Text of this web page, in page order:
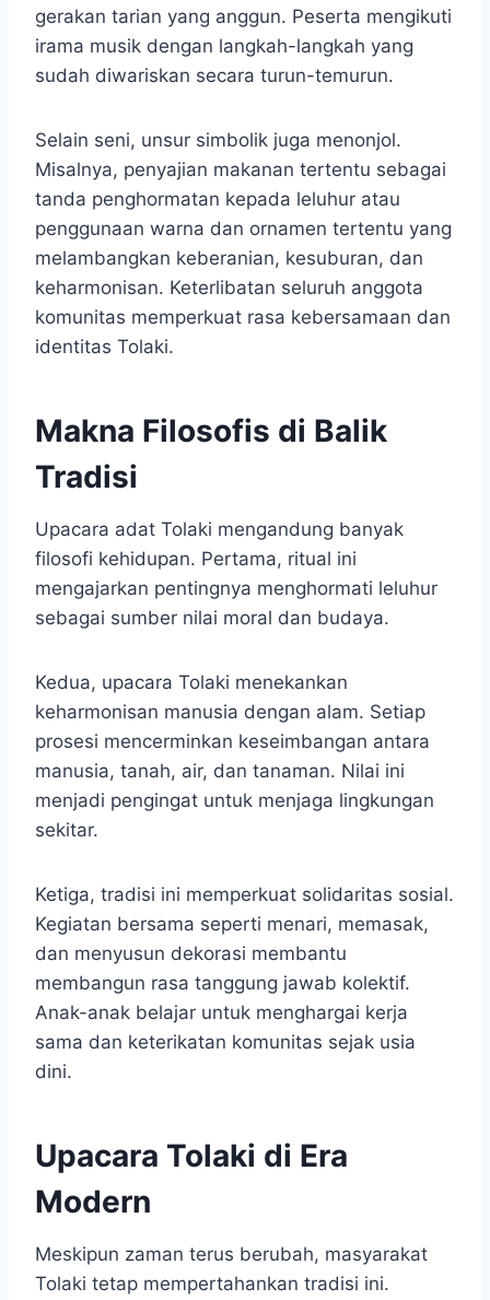
gerakan tarian yang anggun. Peserta mengikuti
irama musik dengan langkah-langkah yang
sudah diwariskan secara turun-temurun.
Selain seni, unsur simbolik juga menonjol.
Misalnya, penyajian makanan tertentu sebagai
tanda penghormatan kepada leluhur atau
penggunaan warna dan ornamen tertentu yang
melambangkan keberanian, kesuburan, dan
keharmonisan. Keterlibatan seluruh anggota
komunitas memperkuat rasa kebersamaan dan
identitas Tolaki.
Makna Filosofis di Balik
Tradisi
Upacara adat Tolaki mengandung banyak
filosofi kehidupan. Pertama, ritual ini
mengajarkan pentingnya menghormati leluhur
sebagai sumber nilai moral dan budaya.
Kedua, upacara Tolaki menekankan
keharmonisan manusia dengan alam. Setiap
prosesi mencerminkan keseimbangan antara
manusia, tanah, air, dan tanaman. Nilai ini
menjadi pengingat untuk menjaga lingkungan
sekitar.
Ketiga, tradisi ini memperkuat solidaritas sosial.
Kegiatan bersama seperti menari, memasak,
dan menyusun dekorasi membantu
membangun rasa tanggung jawab kolektif.
Anak-anak belajar untuk menghargai kerja
sama dan keterikatan komunitas sejak usia
dini.
Upacara Tolaki di Era
Modern
Meskipun zaman terus berubah, masyarakat
Tolaki tetap mempertahankan tradisi ini.